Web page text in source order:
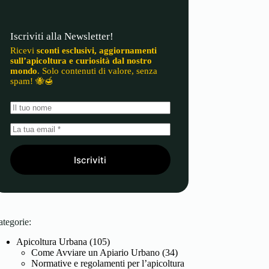
Iscriviti alla Newsletter!
Ricevisconti esclusivi, aggiornamenti
sull’apicoltura e curiosità dal nostro
mondo. Solo contenuti di valore, senza
spam! 🐝🍯
Iscriviti
Apicoltura Urbana (105)
Come Avviare un Apiario Urbano (34)
Normative e regolamenti per l’apicoltura